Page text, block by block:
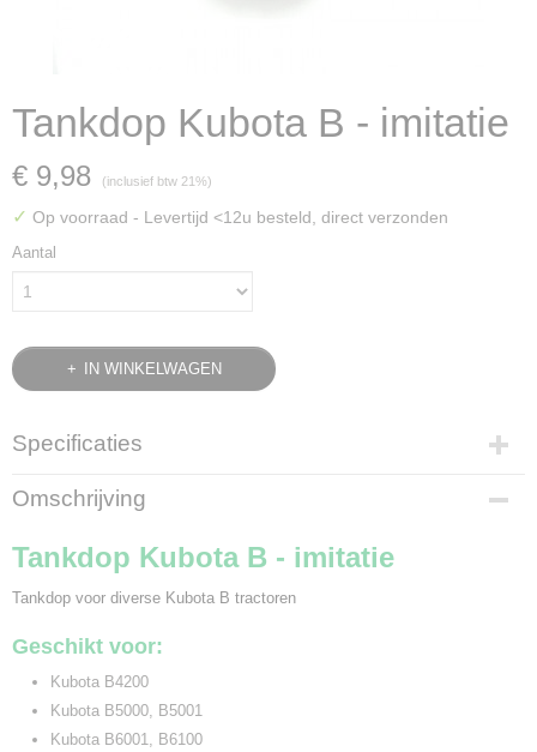
Tankdop Kubota B - imitatie
€ 9,98 (inclusief btw 21%)
✓ Op voorraad - Levertijd <12u besteld, direct verzonden
Aantal
IN WINKELWAGEN
Specificaties
Bruto gewicht
0,10 Kg
Omschrijving
Tankdop Kubota B - imitatie
Tankdop voor diverse Kubota B tractoren
Geschikt voor:
Kubota B4200
Kubota B5000, B5001
Kubota B6001, B6100